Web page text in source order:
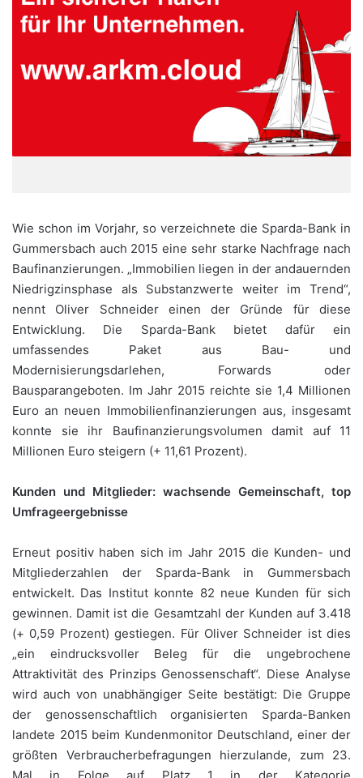
Wie schon im Vorjahr, so verzeichnete die Sparda-Bank in
Gummersbach auch 2015 eine sehr starke Nachfrage nach
Baufinanzierungen. „Immobilien liegen in der andauernden
Niedrigzinsphase als Substanzwerte weiter im Trend“,
nennt Oliver Schneider einen der Gründe für diese
Entwicklung. Die Sparda-Bank bietet dafür ein
umfassendes Paket aus Bau- und
Modernisierungsdarlehen, Forwards oder
Bausparangeboten. Im Jahr 2015 reichte sie 1,4 Millionen
Euro an neuen Immobilienfinanzierungen aus, insgesamt
konnte sie ihr Baufinanzierungsvolumen damit auf 11
Millionen Euro steigern (+ 11,61 Prozent).
Kunden und Mitglieder: wachsende Gemeinschaft, top
Umfrageergebnisse
Erneut positiv haben sich im Jahr 2015 die Kunden- und
Mitgliederzahlen der Sparda-Bank in Gummersbach
entwickelt. Das Institut konnte 82 neue Kunden für sich
gewinnen. Damit ist die Gesamtzahl der Kunden auf 3.418
(+ 0,59 Prozent) gestiegen. Für Oliver Schneider ist dies
„ein eindrucksvoller Beleg für die ungebrochene
Attraktivität des Prinzips Genossenschaft“. Diese Analyse
wird auch von unabhängiger Seite bestätigt: Die Gruppe
der genossenschaftlich organisierten Sparda-Banken
landete 2015 beim Kundenmonitor Deutschland, einer der
größten Verbraucherbefragungen hierzulande, zum 23.